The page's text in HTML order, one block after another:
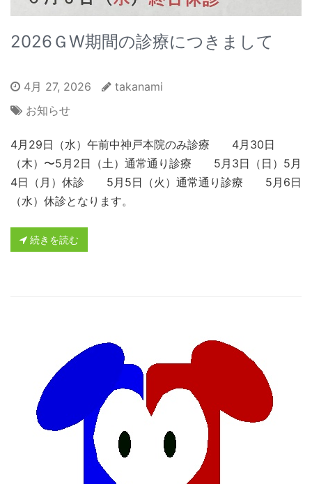
2026ＧW期間の診療につきまして
4月 27, 2026
takanami
お知らせ
4月29日（水）午前中神戸本院のみ診療 4月30日
（木）〜5月2日（土）通常通り診療 5月3日（日）5月
4日（月）休診 5月5日（火）通常通り診療 5月6日
（水）休診となります。
続きを読む